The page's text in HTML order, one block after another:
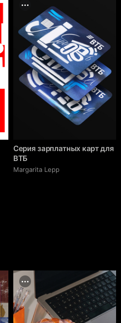
Серия зарплатных карт для
ВТБ
Margarita Lepp